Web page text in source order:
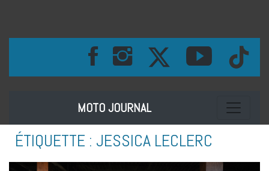
MOTO JOURNAL Toggle
ÉTIQUETTE : JESSICA LECLERC